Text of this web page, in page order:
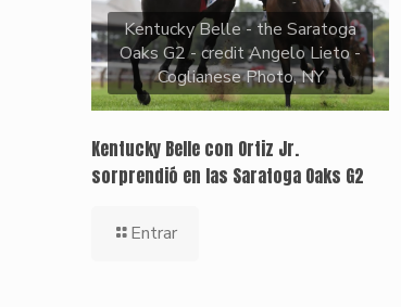
Kentucky Belle - the Saratoga
Oaks G2 - credit Angelo Lieto -
Coglianese Photo, NY
Kentucky Belle con Ortiz Jr.
sorprendió en las Saratoga Oaks G2
Entrar